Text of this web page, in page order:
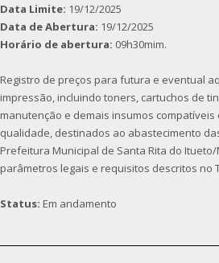
Data Limite: 19/12/2025
Data de Abertura: 19/12/2025
Horário de abertura: 09h30mim.
Registro de preços para futura e eventual
impressão, incluindo toners, cartuchos de
manutenção e demais insumos compatíveis
qualidade, destinados ao abastecimento
Prefeitura Municipal de Santa Rita do
parâmetros legais e requisitos descritos no
Status: Em andamento